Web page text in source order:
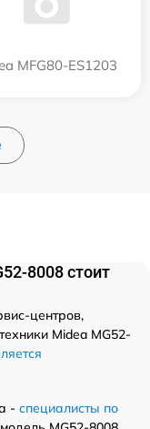
MFG80-ES1203
8008 стоит
центров,
Midea MG52-
- специалисты по